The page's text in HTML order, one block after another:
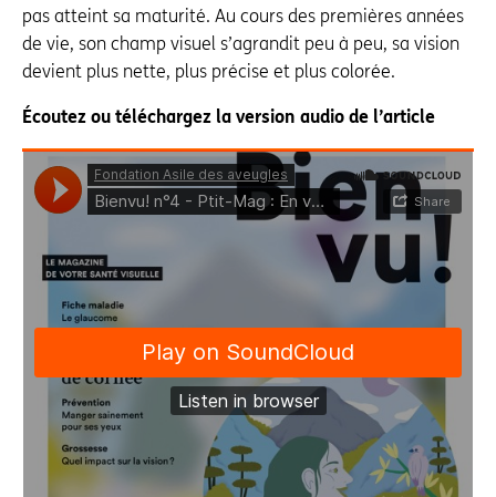
pas atteint sa maturité. Au cours des premières années
de vie, son champ visuel s’agrandit peu à peu, sa vision
devient plus nette, plus précise et plus colorée.
Écoutez ou téléchargez la version audio de l’article